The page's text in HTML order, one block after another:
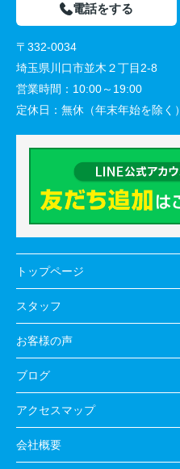
電話をする
〒332-0034
埼玉県川口市並木２丁目2-8
営業時間： 10:00～19:00
定休日： 無休（年末年始を除く）
トップページ
スタッフ
お客様の声
ブログ
アクセスマップ
会社概要